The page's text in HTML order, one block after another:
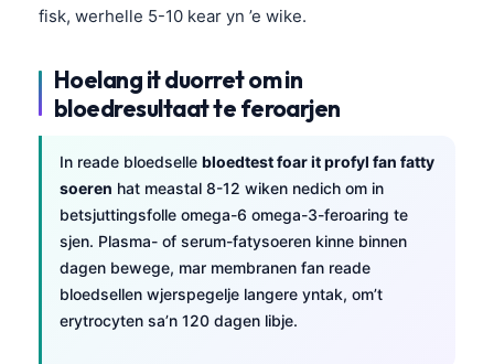
fisk, werhelle 5-10 kear yn ’e wike.
Hoelang it duorret om in
bloedresultaat te feroarjen
In reade bloedselle bloedtest foar it profyl fan fatty
soeren hat meastal 8-12 wiken nedich om in
betsjuttingsfolle omega-6 omega-3-feroaring te
sjen. Plasma- of serum-fatysoeren kinne binnen
dagen bewege, mar membranen fan reade
bloedsellen wjerspegelje langere yntak, om’t
erytrocyten sa’n 120 dagen libje.
অসমীয়া
Galego
Latviešu valoda
Македонски јазик
Euskara
Occitan
Afrikaans